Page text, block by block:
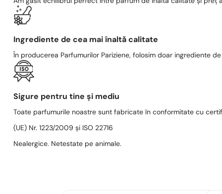
Ingrediente de cea mai înaltă calitate
În producerea Parfumurilor Pariziene, folosim doar ingrediente
Sigure pentru tine și mediu
Toate parfumurile noastre sunt fabricate în conformitate cu
(UE) Nr. 1223/2009 și ISO 22716
Nealergice. Netestate pe animale.